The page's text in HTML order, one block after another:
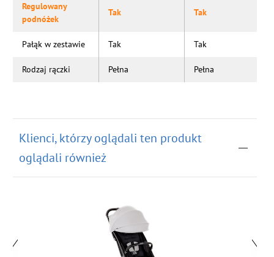
Regulowany
podnóżek
Tak Tak
Pałąk w zestawie Tak Tak
Rodzaj rączki Pełna Pełna
Klienci, którzy oglądali ten produkt
oglądali również